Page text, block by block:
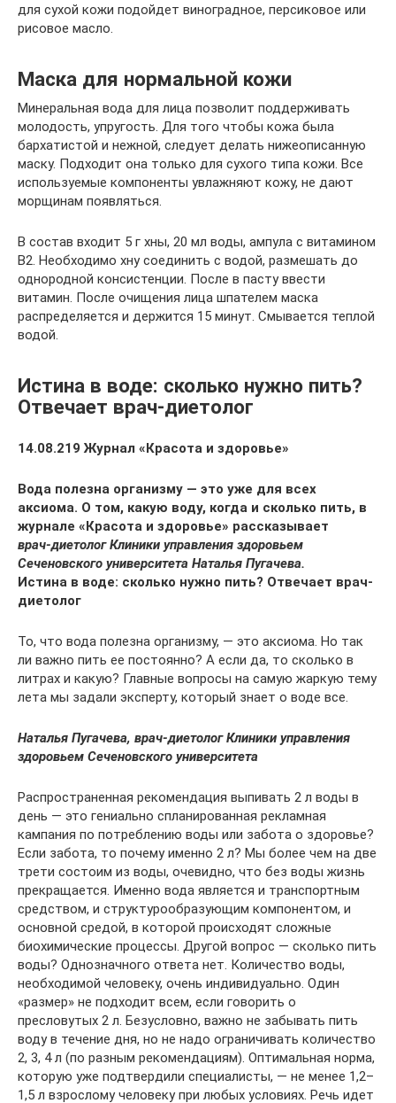
для сухой кожи подойдет виноградное, персиковое или
рисовое масло.
Маска для нормальной кожи
Минеральная вода для лица позволит поддерживать
молодость, упругость. Для того чтобы кожа была
бархатистой и нежной, следует делать нижеописанную
маску. Подходит она только для сухого типа кожи. Все
используемые компоненты увлажняют кожу, не дают
морщинам появляться.
В состав входит 5 г хны, 20 мл воды, ампула с витамином
В2. Необходимо хну соединить с водой, размешать до
однородной консистенции. После в пасту ввести
витамин. После очищения лица шпателем маска
распределяется и держится 15 минут. Смывается теплой
водой.
Истина в воде: сколько нужно пить?
Отвечает врач-диетолог
14.08.219 Журнал «Красота и здоровье»
Вода полезна организму — это уже для всех
аксиома. О том, какую воду, когда и сколько пить, в
журнале «Красота и здоровье» рассказывает
врач-диетолог Клиники управления здоровьем
Сеченовского университета Наталья Пугачева.
Истина в воде: сколько нужно пить? Отвечает врач-
диетолог
То, что вода полезна организму, — это аксиома. Но так
ли важно пить ее постоянно? А если да, то сколько в
литрах и какую? Главные вопросы на самую жаркую тему
лета мы задали эксперту, который знает о воде все.
Наталья Пугачева, врач-диетолог Клиники управления
здоровьем Сеченовского университета
Распространенная рекомендация выпивать 2 л воды в
день — это гениально спланированная рекламная
кампания по потреблению воды или забота о здоровье?
Если забота, то почему именно 2 л? Мы более чем на две
трети состоим из воды, очевидно, что без воды жизнь
прекращается. Именно вода является и транспортным
средством, и структурообразующим компонентом, и
основной средой, в которой происходят сложные
биохимические процессы. Другой вопрос — сколько пить
воды? Однозначного ответа нет. Количество воды,
необходимой человеку, очень индивидуально. Один
«размер» не подходит всем, если говорить о
пресловутых 2 л. Безусловно, важно не забывать пить
воду в течение дня, но не надо ограничивать количество
2, 3, 4 л (по разным рекомендациям). Оптимальная норма,
которую уже подтвердили специалисты, — не менее 1,2–
1,5 л взрослому человеку при любых условиях. Речь идет